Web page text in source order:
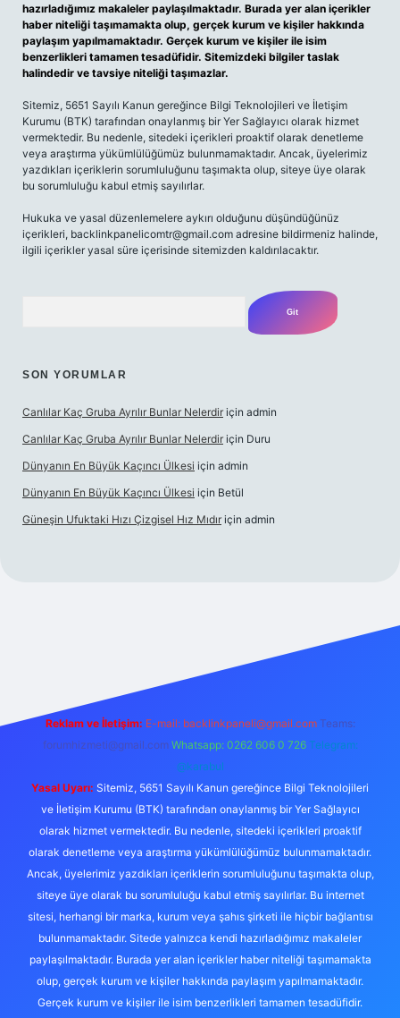
hazırladığımız makaleler paylaşılmaktadır. Burada yer alan içerikler
haber niteliği taşımamakta olup, gerçek kurum ve kişiler hakkında
paylaşım yapılmamaktadır. Gerçek kurum ve kişiler ile isim
benzerlikleri tamamen tesadüfidir. Sitemizdeki bilgiler taslak
halindedir ve tavsiye niteliği taşımazlar.
Sitemiz, 5651 Sayılı Kanun gereğince Bilgi Teknolojileri ve İletişim
Kurumu (BTK) tarafından onaylanmış bir Yer Sağlayıcı olarak hizmet
vermektedir. Bu nedenle, sitedeki içerikleri proaktif olarak denetleme
veya araştırma yükümlülüğümüz bulunmamaktadır. Ancak, üyelerimiz
yazdıkları içeriklerin sorumluluğunu taşımakta olup, siteye üye olarak
bu sorumluluğu kabul etmiş sayılırlar.
Hukuka ve yasal düzenlemelere aykırı olduğunu düşündüğünüz
içerikleri, backlinkpanelicomtr@gmail.com adresine bildirmeniz halinde,
ilgili içerikler yasal süre içerisinde sitemizden kaldırılacaktır.
SON YORUMLAR
Canlılar Kaç Gruba Ayrılır Bunlar Nelerdir için admin
Canlılar Kaç Gruba Ayrılır Bunlar Nelerdir için Duru
Dünyanın En Büyük Kaçıncı Ülkesi için admin
Dünyanın En Büyük Kaçıncı Ülkesi için Betül
Güneşin Ufuktaki Hızı Çizgisel Hız Mıdır için admin
Reklam ve İletişim: E-mail: backlinkpaneli@gmail.com Teams:
forumhizmeti@gmail.com Whatsapp: 0262 606 0 726 Telegram:
@karabul
Yasal Uyarı: Sitemiz, 5651 Sayılı Kanun gereğince Bilgi Teknolojileri
ve İletişim Kurumu (BTK) tarafından onaylanmış bir Yer Sağlayıcı
olarak hizmet vermektedir. Bu nedenle, sitedeki içerikleri proaktif
olarak denetleme veya araştırma yükümlülüğümüz bulunmamaktadır.
Ancak, üyelerimiz yazdıkları içeriklerin sorumluluğunu taşımakta olup,
siteye üye olarak bu sorumluluğu kabul etmiş sayılırlar. Bu internet
sitesi, herhangi bir marka, kurum veya şahıs şirketi ile hiçbir bağlantısı
bulunmamaktadır. Sitede yalnızca kendi hazırladığımız makaleler
paylaşılmaktadır. Burada yer alan içerikler haber niteliği taşımamakta
olup, gerçek kurum ve kişiler hakkında paylaşım yapılmamaktadır.
Gerçek kurum ve kişiler ile isim benzerlikleri tamamen tesadüfidir.